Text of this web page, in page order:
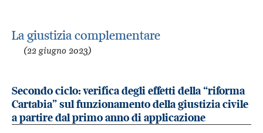
La giustizia complementare
(22 giugno 2023)
Secondo ciclo: verifica degli effetti della “riforma
Cartabia” sul funzionamento della giustizia civile
a partire dal primo anno di applicazione